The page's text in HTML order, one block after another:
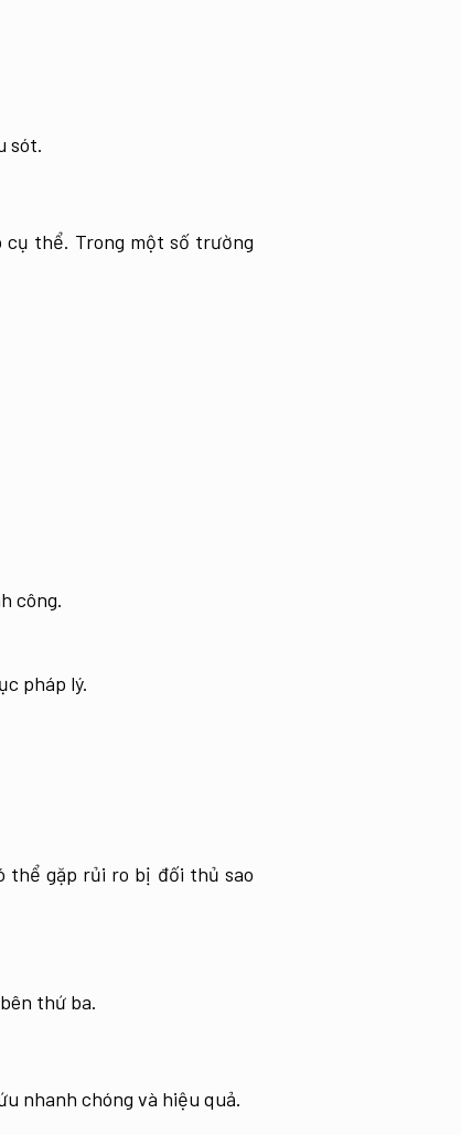
sót.
thể. Trong một số trường
công.
pháp lý.
thể gặp rủi ro bị đối thủ sao
thứ ba.
nhanh chóng và hiệu quả.